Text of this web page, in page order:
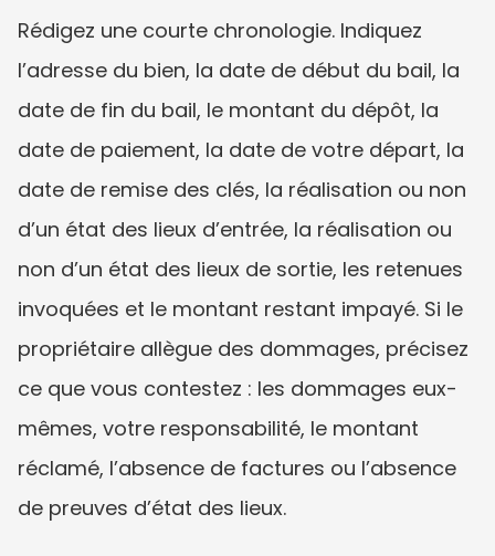
Rédigez une courte chronologie. Indiquez
l’adresse du bien, la date de début du bail, la
date de fin du bail, le montant du dépôt, la
date de paiement, la date de votre départ, la
date de remise des clés, la réalisation ou non
d’un état des lieux d’entrée, la réalisation ou
non d’un état des lieux de sortie, les retenues
invoquées et le montant restant impayé. Si le
propriétaire allègue des dommages, précisez
ce que vous contestez : les dommages eux-
mêmes, votre responsabilité, le montant
réclamé, l’absence de factures ou l’absence
de preuves d’état des lieux.